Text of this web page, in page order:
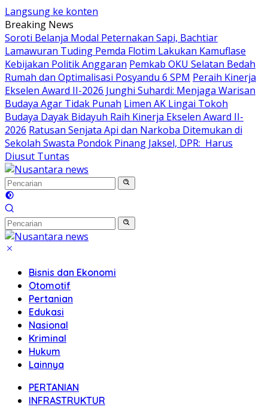
Langsung ke konten
Breaking News
Soroti Belanja Modal Peternakan Sapi, Bachtiar
Lamawuran Tuding Pemda Flotim Lakukan Kamuflase
Kebijakan Politik Anggaran Pemkab OKU Selatan Bedah
Rumah dan Optimalisasi Posyandu 6 SPM Peraih Kinerja
Ekselen Award II-2026 Junghi Suhardi: Menjaga Warisan
Budaya Agar Tidak Punah Limen AK Lingai Tokoh
Budaya Dayak Bidayuh Raih Kinerja Ekselen Award II-
2026 Ratusan Senjata Api dan Narkoba Ditemukan di
Sekolah Swasta Pondok Pinang Jaksel, DPR: Harus
Diusut Tuntas
Bisnis dan Ekonomi
Otomotif
Pertanian
Edukasi
Nasional
Kriminal
Hukum
Lainnya
PERTANIAN
INFRASTRUKTUR